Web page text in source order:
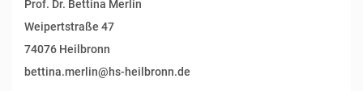
Prof. Dr. Bettina Merlin
Weipertstraße 47
74076 Heilbronn
bettina.merlin@hs-heilbronn.de